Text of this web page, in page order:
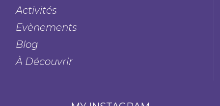
Activités
Evènements
Blog
À Découvrir